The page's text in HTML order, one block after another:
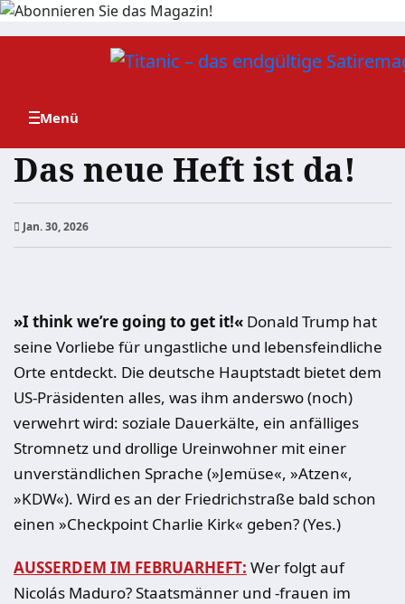
Zum
Das neue Heft ist da!
Jan. 30, 2026
»I think we’re going to get it!« Donald Trump hat
seine Vorliebe für ungastliche und lebensfeindliche
Orte entdeckt. Die deutsche Hauptstadt bietet dem
US-Präsidenten alles, was ihm anderswo (noch)
verwehrt wird: soziale Dauerkälte, ein anfälliges
Stromnetz und drollige Ureinwohner mit einer
unverständlichen Sprache (»Jemüse«, »Atzen«,
»KDW«). Wird es an der Friedrichstraße bald schon
einen »Checkpoint Charlie Kirk« geben? (Yes.)
AUSSERDEM IM FEBRUARHEFT: Wer folgt auf
Nicolás Maduro? Staatsmänner und -frauen im